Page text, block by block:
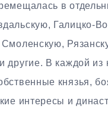
в
Галицко-
другие. В каждой из
князья,
интересы и